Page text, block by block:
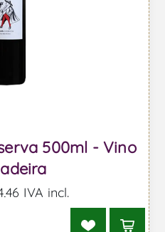
500ml - Vino
IVA incl.